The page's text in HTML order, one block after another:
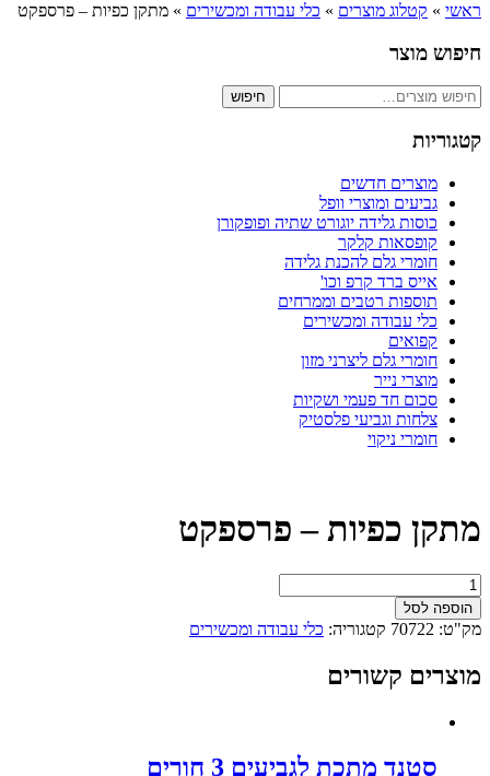
ראשי » קטלוג מוצרים » כלי עבודה ומכשירים » מתקן כפיות – פרספקט
חיפוש מוצר
חיפוש
עבור:
חיפוש
קטגוריות
מוצרים חדשים
גביעים ומוצרי וופל
כוסות גלידה יוגורט שתיה ופופקורן
קופסאות קלקר
חומרי גלם להכנת גלידה
אייס ברד קרפ וכו'
תוספות רטבים וממרחים
כלי עבודה ומכשירים
קפואים
חומרי גלם ליצרני מזון
מוצרי נייר
סכום חד פעמי ושקיות
צלחות וגביעי פלסטיק
חומרי ניקוי
מתקן כפיות – פרספקט
כמות
של
מתקן
כפיות
פרספקט
הוספה לסל
מק"ט: 70722 קטגוריה: כלי עבודה ומכשירים
מוצרים קשורים
סטנד מתכת לגביעים 3 חורים